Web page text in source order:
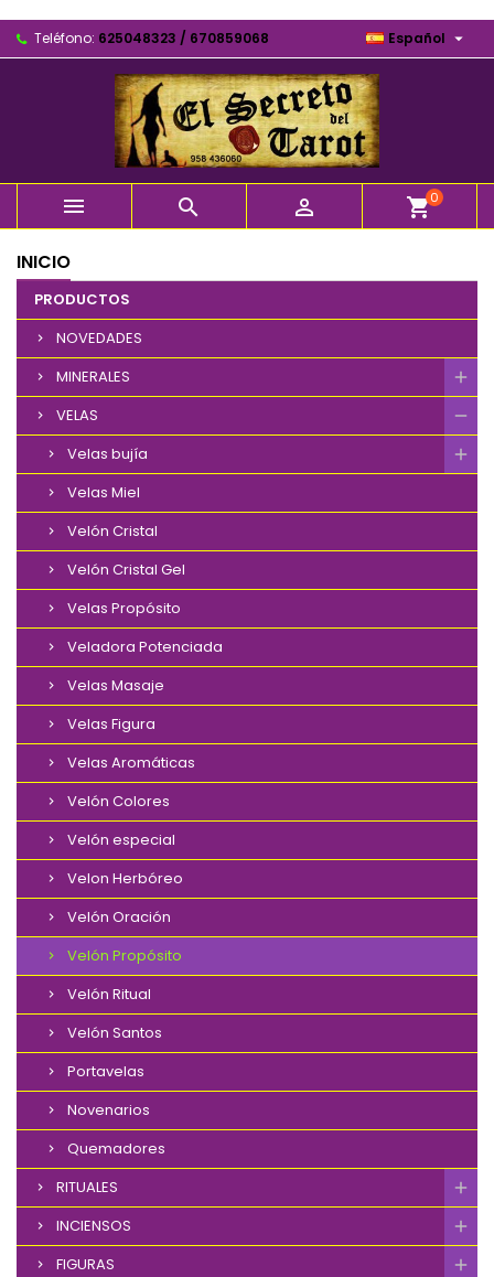
Teléfono: 625048323 / 670859068 Español 
   shopping_cart0
INICIO
PRODUCTOS
NOVEDADES
MINERALES
VELAS
Velas bujía
Velas Miel
Velón Cristal
Velón Cristal Gel
Velas Propósito
Veladora Potenciada
Velas Masaje
Velas Figura
Velas Aromáticas
Velón Colores
Velón especial
Velon Herbóreo
Velón Oración
Velón Propósito
Velón Ritual
Velón Santos
Portavelas
Novenarios
Quemadores
RITUALES
INCIENSOS
FIGURAS